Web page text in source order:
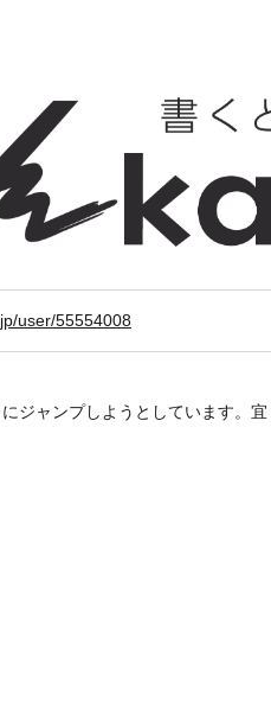
user/55554008
ジャンプしようとしています。